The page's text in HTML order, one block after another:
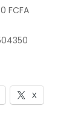
FCFA
X